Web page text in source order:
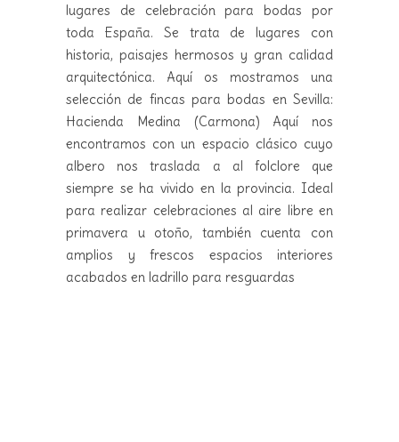
lugares de celebración para bodas por
toda España. Se trata de lugares con
historia, paisajes hermosos y gran calidad
arquitectónica. Aquí os mostramos una
selección de fincas para bodas en Sevilla:
Hacienda Medina (Carmona) Aquí nos
encontramos con un espacio clásico cuyo
albero nos traslada a al folclore que
siempre se ha vivido en la provincia. Ideal
para realizar celebraciones al aire libre en
primavera u otoño, también cuenta con
amplios y frescos espacios interiores
acabados en ladrillo para resguardas